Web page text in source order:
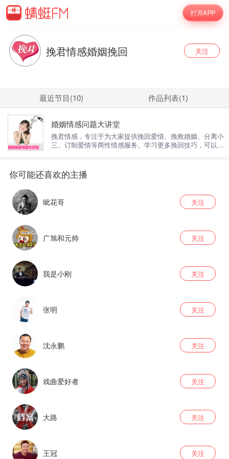
打开APP
挽君情感婚姻挽回 关注
最近节目(10) 作品列表(1)
婚姻情感问题大讲堂
挽君情感，专注于为大家提供挽回爱情、挽救婚姻、分离小
三、订制爱情等两性情感服务。学习更多挽回技巧，可以搜
姻困惑和难题，欢迎咨询我，导师针对性帮助你走出困惑。
呲花哥 关注
广旭和元帅 关注
我是小刚 关注
张明 关注
沈永鹏 关注
戏曲爱好者 关注
大路 关注
王冠 关注